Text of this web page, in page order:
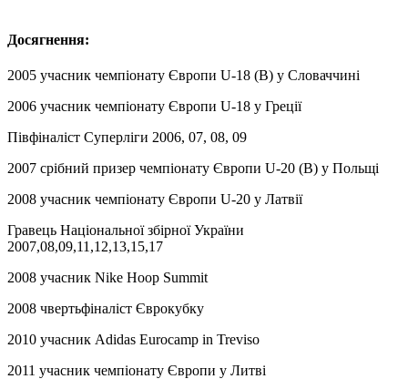
Досягнення:
2005 учасник чемпіонату Європи U-18 (В) у Словаччині
2006 учасник чемпіонату Європи U-18 у Греції
Півфіналіст Суперліги 2006, 07, 08, 09
2007 срібний призер чемпіонату Європи U-20 (В) у Польщі
2008 учасник чемпіонату Європи U-20 у Латвії
Гравець Національної збірної України
2007,08,09,11,12,13,15,17
2008 учасник Nike Hoop Summit
2008 чвертьфіналіст Єврокубку
2010 учасник Adidas Eurocamp in Treviso
2011 учасник чемпіонату Європи у Литві